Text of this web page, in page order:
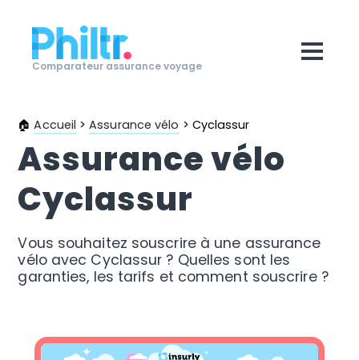
Comparateur assurance voyage
🏠Accueil >Assurance vélo > Cyclassur
Assurance vélo
Cyclassur
Vous souhaitez souscrire à une assurance
vélo avec Cyclassur ? Quelles sont les
garanties, les tarifs et comment souscrire ?